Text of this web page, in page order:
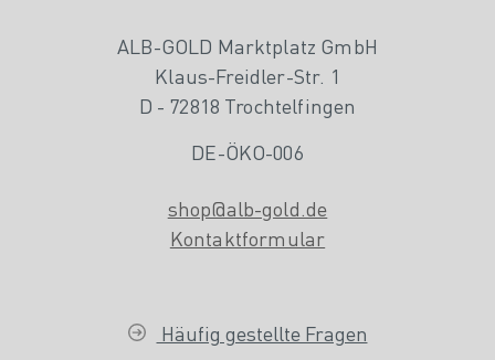
ALB-GOLD Marktplatz GmbH
Klaus-Freidler-Str. 1
D - 72818 Trochtelfingen
DE-ÖKO-006
shop@alb-gold.de
Kontaktformular
Häufig gestellte Fragen